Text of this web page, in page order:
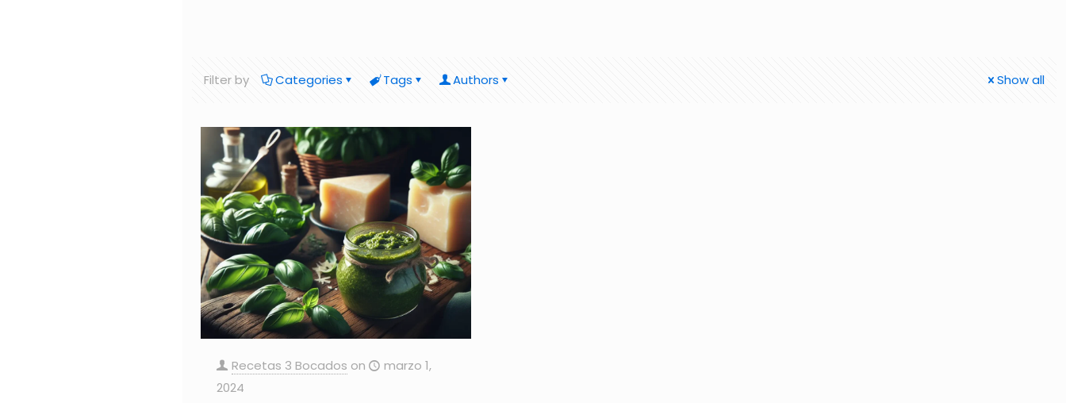
Filter by Categories Tags Authors Show all
Recetas 3 Bocados on
marzo 1,
2024